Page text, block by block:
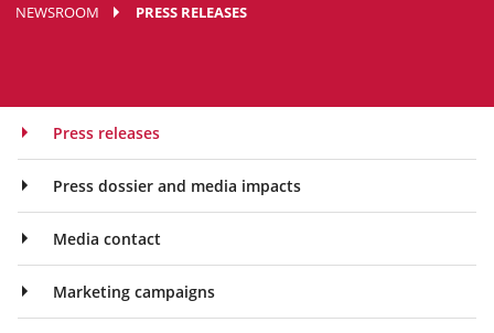
NEWSROOM
PRESS RELEASES
Press releases
Press dossier and media impacts
Media contact
Marketing campaigns